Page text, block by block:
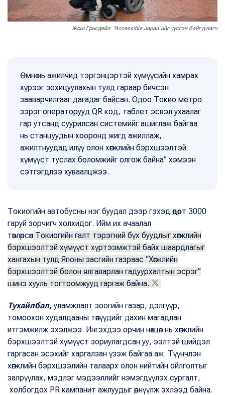
Жош Грисдейл "Accessible Japan"ийг үүсгэн байгуулагч
Өмнө нь ажилчид тэргэнцэртэй хүмүүсийн хамрах
хүрээг зохицуулахын тулд гараар бичсэн
зааварчилгааг дагадаг байсан. Одоо Токио метро
зэрэг операторууд QR код, таблет эсвэл ухаалаг
гар утсанд суурилсан системийг ашиглаж байгаа
нь станцуудын хооронд жигд ажиллаж,
ажилтнуудад илүү олон хөгжлийн бэрхшээлтэй
хүмүүст туслах боломжийг олгож байна” хэмээн
сэтгэгдлээ хуваалцжээ.
Токиогийн автобусны нэг буудал дээр гэхэд өдөрт 3000
гаруй зорчигч холхидог. Ийм их ачаалал
төвлөрсөн Токиогийн галт тэрэгний бүх буудлыг хөгжлийн
бэрхшээлтэй хүмүүст хүртээмжтэй байх шаардлагыг
хангахын тулд Японы засгийн газраас “Хөгжлийн
бэрхшээлтэй болон ялгаварлан гадуурхалтын эсрэг”
шинэ хууль тогтоомжууд гаргаж байна.
Тухайлбал,уламжлалт зоогийн газар, дэлгүүр,
томоохон худалдааны төвүүдийг дахин магадлан
итгэмжилж эхэлжээ. Ингэхдээ орчин нөхцөл нь хөгжлийн
бэрхшээлтэй хүмүүст зориулагдсан уу, ээлтэй шийдэл
гаргасан эсэхийг харгалзан үзэж байгаа аж. Түүнчлэн
хөгжлийн бэрхшээлийн талаарх олон нийтийн ойлголтыг
залрүүлах, мэдлэг мэдээллийг нэмэгдүүлэх сургалт,
холбогдох PR кампанит ажлуудыг өрнүүлж эхлээд байна.